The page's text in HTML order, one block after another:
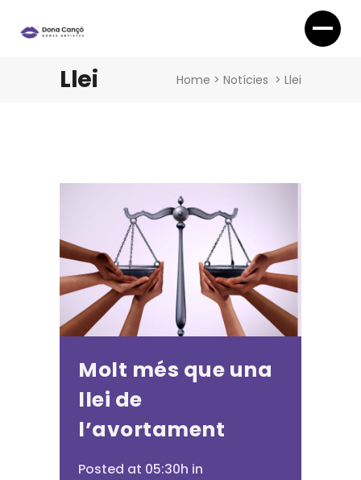
Llei Home > Notícies > Llei
Molt més que una
llei de
l’avortament
Posted at 05:30h in